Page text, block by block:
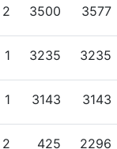
2 3500 3577
1 3235 3235
1 3143 3143
2 425 2296